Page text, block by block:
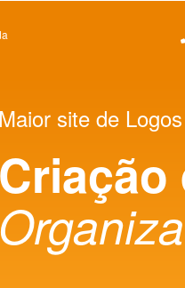
Maior site de
Criação